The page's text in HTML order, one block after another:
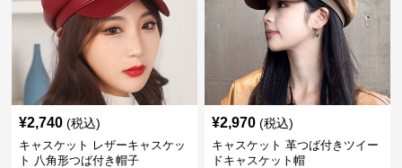
¥2,740 (税込)
キャスケット レザーキャスケッ
ト 八角形つば付き帽子
¥2,970 (税込)
キャスケット 革つば付きツイー
ドキャスケット帽